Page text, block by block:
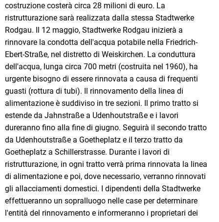
costruzione costerà circa 28 milioni di euro. La
ristrutturazione sarà realizzata dalla stessa Stadtwerke
Rodgau. Il 12 maggio, Stadtwerke Rodgau inizierà a
rinnovare la condotta dell'acqua potabile nella Friedrich-
Ebert-Straße, nel distretto di Weiskirchen. La conduttura
dell'acqua, lunga circa 700 metri (costruita nel 1960), ha
urgente bisogno di essere rinnovata a causa di frequenti
guasti (rottura di tubi). Il rinnovamento della linea di
alimentazione è suddiviso in tre sezioni. Il primo tratto si
estende da Jahnstraße a Udenhoutstraße e i lavori
dureranno fino alla fine di giugno. Seguirà il secondo tratto
da Udenhoutstraße a Goetheplatz e il terzo tratto da
Goetheplatz a Schillerstrasse. Durante i lavori di
ristrutturazione, in ogni tratto verrà prima rinnovata la linea
di alimentazione e poi, dove necessario, verranno rinnovati
gli allacciamenti domestici. I dipendenti della Stadtwerke
effettueranno un sopralluogo nelle case per determinare
l'entità del rinnovamento e informeranno i proprietari dei